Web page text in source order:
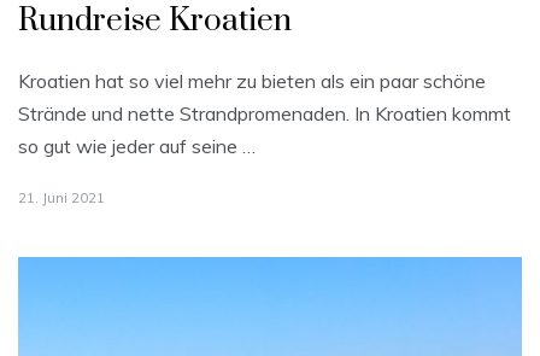
Rundreise Kroatien
Kroatien hat so viel mehr zu bieten als ein paar schöne
Strände und nette Strandpromenaden. In Kroatien kommt
so gut wie jeder auf seine …
21. Juni 2021